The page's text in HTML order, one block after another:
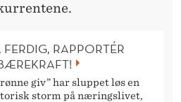
FERDIG, RAPPORTÉR
giv” har sluppet løs en
storm på næringslivet,